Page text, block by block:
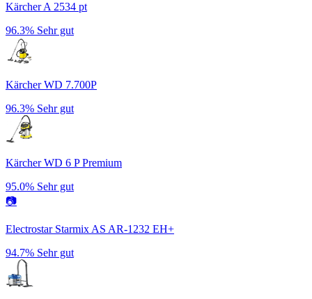
Kärcher A 2534 pt
96.3% Sehr gut
Kärcher WD 7.700P
96.3% Sehr gut
Kärcher WD 6 P Premium
95.0% Sehr gut
📷
Electrostar Starmix AS AR-1232 EH+
94.7% Sehr gut